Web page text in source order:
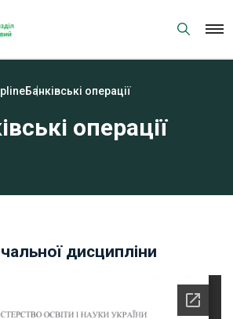
Банківські операції
операції
дисципліни